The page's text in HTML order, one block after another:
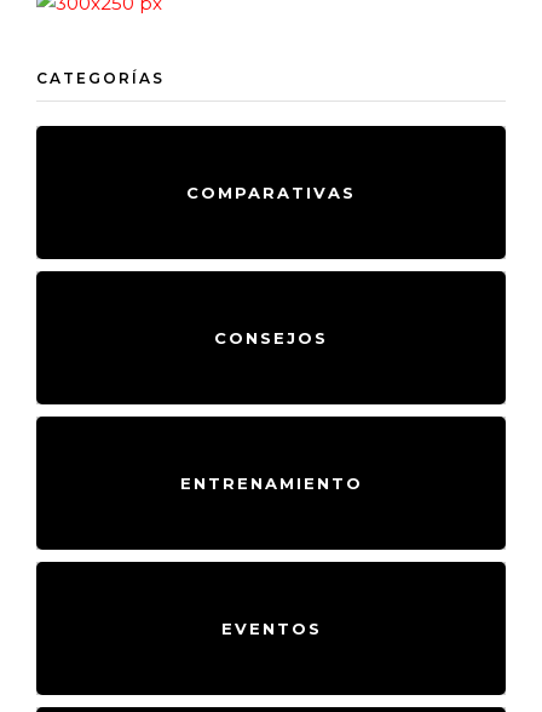
CATEGORÍAS
COMPARATIVAS
CONSEJOS
ENTRENAMIENTO
EVENTOS